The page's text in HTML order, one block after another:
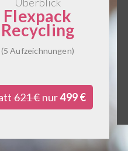
Flexpack
Recycling
(5 Aufzeichnungen)
621 €nur499 €